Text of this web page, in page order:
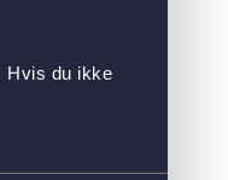
Hvis du ikke